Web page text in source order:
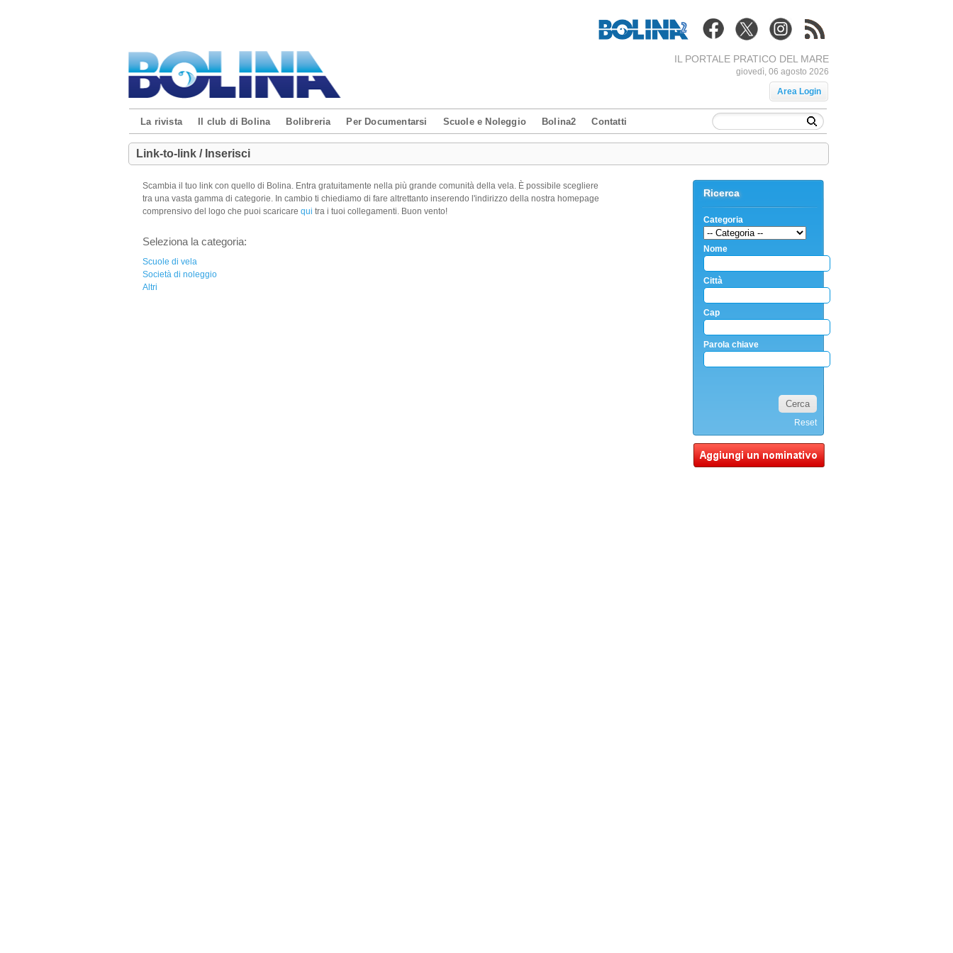
IL PORTALE PRATICO DEL MARE
giovedì, 06 agosto 2026
Area Login
La rivista Il club di Bolina Bolibreria Per Documentarsi Scuole e Noleggio Bolina2 Contatti
Link-to-link / Inserisci
Scambia il tuo link con quello di Bolina. Entra gratuitamente nella più grande comunità della vela. È possibile scegliere
tra una vasta gamma di categorie. In cambio ti chiediamo di fare altrettanto inserendo l'indirizzo della nostra homepage
comprensivo del logo che puoi scaricare qui tra i tuoi collegamenti. Buon vento!
Seleziona la categoria:
Scuole di vela
Società di noleggio
Altri
Ricerca
Categoria
Nome
Città
Cap
Parola chiave
Reset